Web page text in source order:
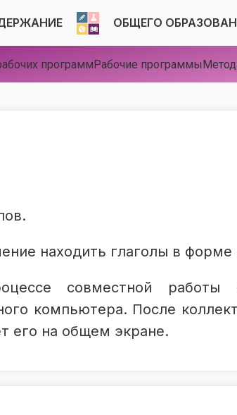
ОБЩЕГО
программРабочие программы
находить глаголы в
совместной работы
компьютера. После
его на общем экране.